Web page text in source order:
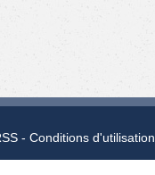
Conditions d'utilisation